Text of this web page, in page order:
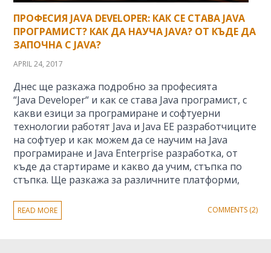
ПРОФЕСИЯ JAVA DEVELOPER: КАК СЕ СТАВА JAVA
ПРОГРАМИСТ? КАК ДА НАУЧА JAVA? ОТ КЪДЕ ДА
ЗАПОЧНА С JAVA?
APRIL 24, 2017
Днес ще разкажа подробно за професията
“Java Developer“ и как се става Java програмист, с
какви езици за програмиране и софтуерни
технологии работят Java и Java EE разработчиците
на софтуер и как можем да се научим на Java
програмиране и Java Enterprise разработка, от
къде да стартираме и какво да учим, стъпка по
стъпка. Ще разкажа за различните платформи,
READ MORE COMMENTS (2)